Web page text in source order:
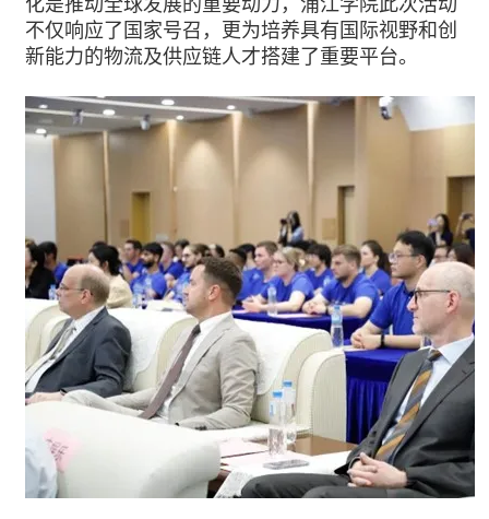
不仅响应了国家号召，更为培养具有国际视野和创
新能力的物流及供应链人才搭建了重要平台。